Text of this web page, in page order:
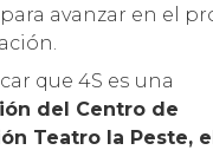
avanzar en el
que 4S es una
del Centro de
Teatro la Peste,